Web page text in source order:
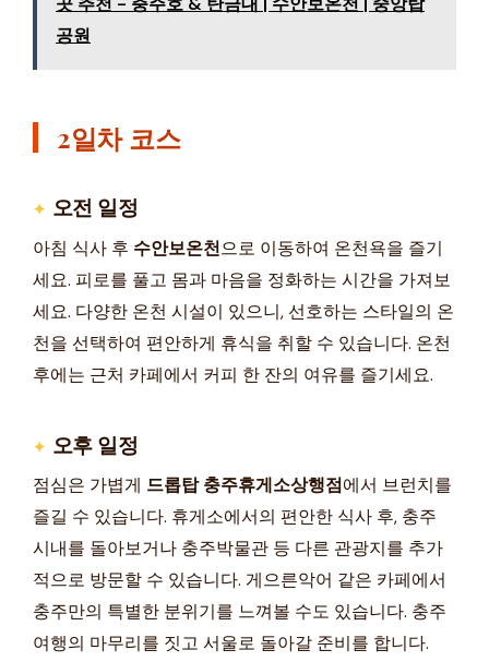
공원
2일차 코스
오전 일정
아침 식사 후 수안보온천으로 이동하여 온천욕을 즐기
세요. 피로를 풀고 몸과 마음을 정화하는 시간을 가져보
세요. 다양한 온천 시설이 있으니, 선호하는 스타일의 온
천을 선택하여 편안하게 휴식을 취할 수 있습니다. 온천
후에는 근처 카페에서 커피 한 잔의 여유를 즐기세요.
오후 일정
점심은 가볍게 드롭탑 충주휴게소상행점에서 브런치를
즐길 수 있습니다. 휴게소에서의 편안한 식사 후, 충주
시내를 돌아보거나 충주박물관 등 다른 관광지를 추가
적으로 방문할 수 있습니다. 게으른악어 같은 카페에서
충주만의 특별한 분위기를 느껴볼 수도 있습니다. 충주
여행의 마무리를 짓고 서울로 돌아갈 준비를 합니다.